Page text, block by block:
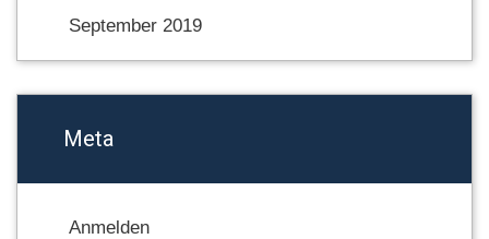
September 2019
Meta
Anmelden